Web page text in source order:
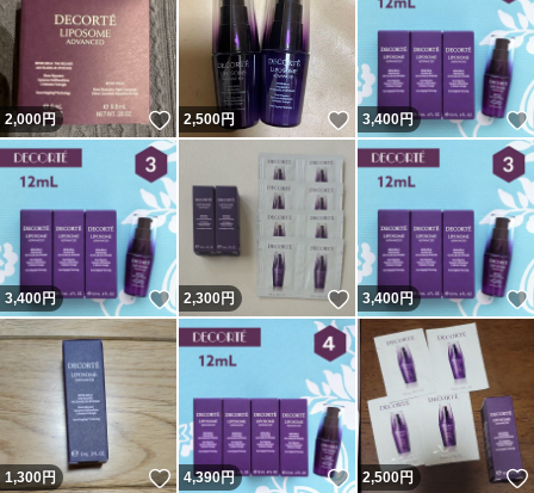
2,000円 いいね！
2,500円 いいね！
3,400円
3,400円 いいね！
2,300円 いいね！
3,400円
1,300円 いいね！
4,390円 いいね！
2,500円